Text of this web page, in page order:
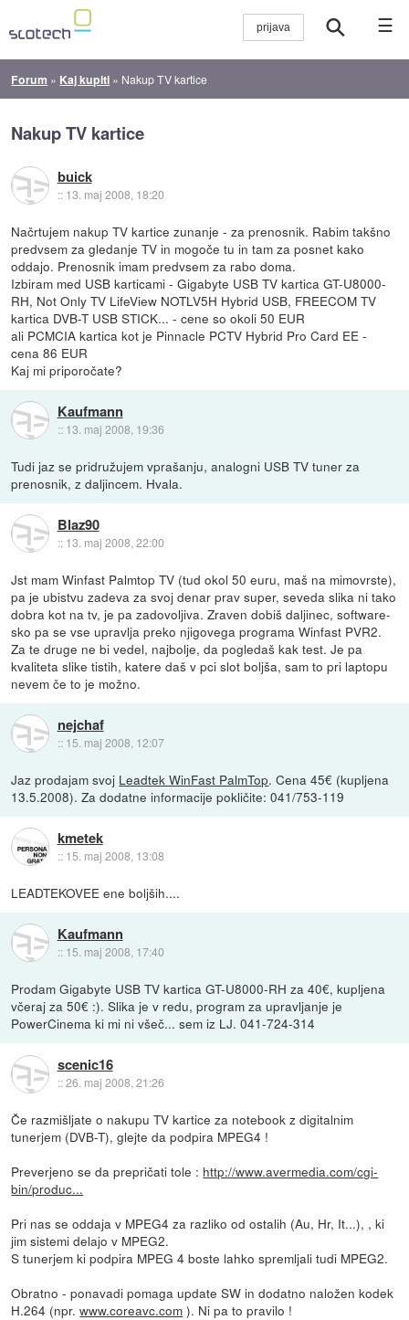
☰
Forum » Kaj kupiti » Nakup TV kartice
Nakup TV kartice
buick
:: 13. maj 2008, 18:20
Načrtujem nakup TV kartice zunanje - za prenosnik. Rabim takšno
predvsem za gledanje TV in mogoče tu in tam za posnet kako
oddajo. Prenosnik imam predvsem za rabo doma.
Izbiram med USB karticami - Gigabyte USB TV kartica GT-U8000-
RH, Not Only TV LifeView NOTLV5H Hybrid USB, FREECOM TV
kartica DVB-T USB STICK... - cene so okoli 50 EUR
ali PCMCIA kartica kot je Pinnacle PCTV Hybrid Pro Card EE -
cena 86 EUR
Kaj mi priporočate?
Kaufmann
:: 13. maj 2008, 19:36
Tudi jaz se pridružujem vprašanju, analogni USB TV tuner za
prenosnik, z daljincem. Hvala.
Blaz90
:: 13. maj 2008, 22:00
Jst mam Winfast Palmtop TV (tud okol 50 euru, maš na mimovrste),
pa je ubistvu zadeva za svoj denar prav super, seveda slika ni tako
dobra kot na tv, je pa zadovoljiva. Zraven dobiš daljinec, software-
sko pa se vse upravlja preko njigovega programa Winfast PVR2.
Za te druge ne bi vedel, najbolje, da pogledaš kak test. Je pa
kvaliteta slike tistih, katere daš v pci slot boljša, sam to pri laptopu
nevem če to je možno.
nejchaf
:: 15. maj 2008, 12:07
Jaz prodajam svoj Leadtek WinFast PalmTop. Cena 45€ (kupljena
13.5.2008). Za dodatne informacije pokličite: 041/753-119
kmetek
:: 15. maj 2008, 13:08
LEADTEKOVEE ene boljših....
Kaufmann
:: 15. maj 2008, 17:40
Prodam Gigabyte USB TV kartica GT-U8000-RH za 40€, kupljena
včeraj za 50€ :). Slika je v redu, program za upravljanje je
PowerCinema ki mi ni všeč... sem iz LJ. 041-724-314
scenic16
::26. maj 2008, 21:26
Če razmišljate o nakupu TV kartice za notebook z digitalnim
tunerjem (DVB-T), glejte da podpira MPEG4 !
Preverjeno se da prepričati tole : http://www.avermedia.com/cgi-
bin/produc...
Pri nas se oddaja v MPEG4 za razliko od ostalih (Au, Hr, It...), , ki
jim sistemi delajo v MPEG2.
S tunerjem ki podpira MPEG 4 boste lahko spremljali tudi MPEG2.
Obratno - ponavadi pomaga update SW in dodatno naložen kodek
H.264 (npr.www.coreavc.com ). Ni pa to pravilo !